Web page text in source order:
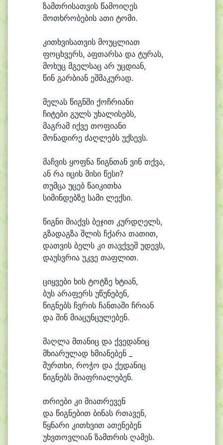
ზამთრისათვის წამოიღეს
მოთხრობების ათი ტომი.
კითხვისათვის მოუცლიათ
ფოცხვერს, აფთარსა და ტურას,
მოხუც მგელსაც არ უცდიან,
წინ გარბიან ეშმაკურად.
მელას წიგნში ქოჩრიანი
ჩიტები გულს უხალისებს,
მაგრამ იქვე თოფიანი
მონადირე ძაღლებს უქსევს.
მაჩვის ყოფნა წიგნთან ვინ თქვა,
ან რა იცის მისი წესი?
თუმცა უცებ წაიკითხა
სიმინდებზე სამი ლექსი.
წიგნი მიაქვს ბეჯით კურდღელს,
გზადაგზა შლის ჩქარა თათით,
დათვის ბელს კი თავქვეშ უდევს,
დაუსვრია უკვე თაფლით.
ციყვები ხის ტოტზე ხტიან,
ბუს არაფერს უწუნებენ,
წიგნებს ჩვრის ჩანთაში ჩრიან
და შინ მიაცუნცულებენ.
მაღლა მთანიც და ქვედანიც
მხიარულად ხმიანებენ _
შურთხი, როჭო და ქედანიც
წიგნებს მიაფრიალებენ.
თრიები კი მიათრევენ
და წიგნებით ბინას რთავენ,
წყნარი კითხვით ათენებენ
უხვთოვლიან ზამთრის ღამეს.